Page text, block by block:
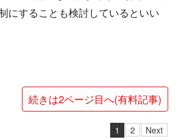
にすることも検討しているといい
続きは2ページ目へ(有料記事)
1 2 Next